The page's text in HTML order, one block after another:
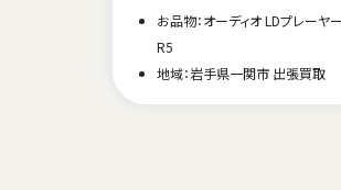
お品物：オーディオ LDプレーヤ
R5
地域：岩手県一関市 出張買取